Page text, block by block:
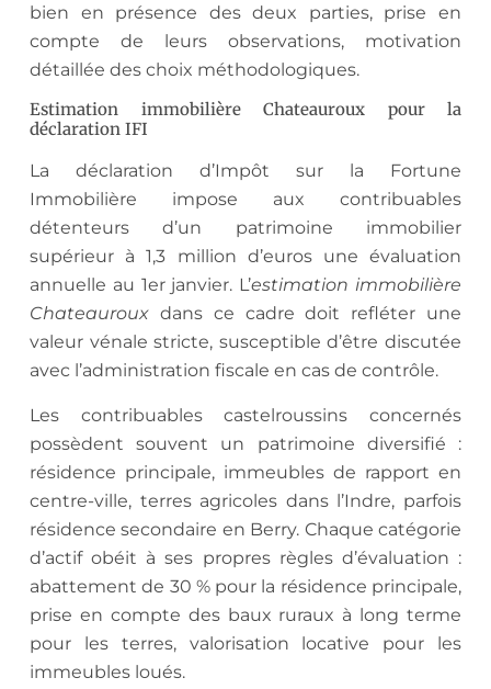
bien en présence des deux parties, prise en
compte de leurs observations, motivation
détaillée des choix méthodologiques.
Estimation immobilière Chateauroux pour la
déclaration IFI
La déclaration d’Impôt sur la Fortune
Immobilière impose aux contribuables
détenteurs d’un patrimoine immobilier
supérieur à 1,3 million d’euros une évaluation
annuelle au 1er janvier. L’estimation immobilière
Chateauroux dans ce cadre doit refléter une
valeur vénale stricte, susceptible d’être discutée
avec l’administration fiscale en cas de contrôle.
Les contribuables castelroussins concernés
possèdent souvent un patrimoine diversifié :
résidence principale, immeubles de rapport en
centre-ville, terres agricoles dans l’Indre, parfois
résidence secondaire en Berry. Chaque catégorie
d’actif obéit à ses propres règles d’évaluation :
abattement de 30 % pour la résidence principale,
prise en compte des baux ruraux à long terme
pour les terres, valorisation locative pour les
immeubles loués.